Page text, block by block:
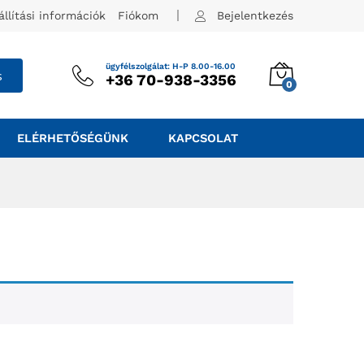
információk Fiókom Bejelentkezés
ügyfélszolgálat: H-P 8.00-16.00
+36 70-938-3356 0
ELÉRHETŐSÉGÜNK KAPCSOLAT